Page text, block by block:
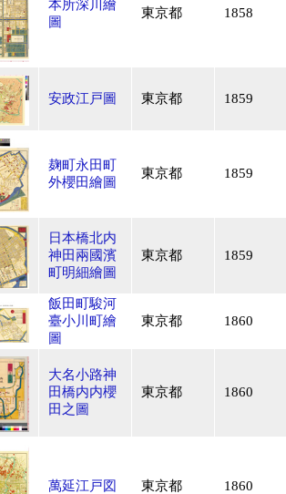
本所深川繪
圖
東京都 1858
安政江戸圖 東京都 1859
麹町永田町
外櫻田繪圖
東京都 1859
日本橋北内
神田兩國濱
町明細繪圖
東京都 1859
飯田町駿河
臺小川町繪
圖
東京都 1860
大名小路神
田橋内内櫻
田之圖
東京都 1860
萬延江戸図 東京都 1860